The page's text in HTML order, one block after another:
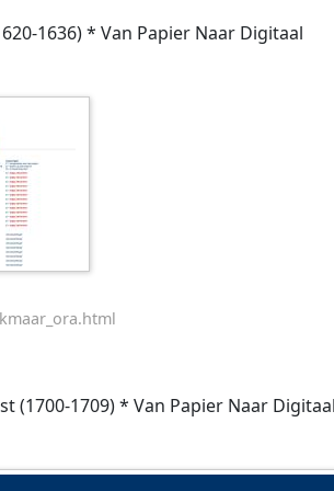
1636) * Van Papier Naar Digitaal
(1700-1709) * Van Papier Naar